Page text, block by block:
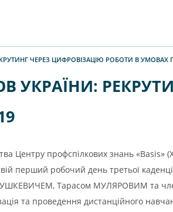
ЧЕРЕЗ ЦИФРОВІЗАЦІЮ РОБОТИ В УМОВАХ
УКРАЇНИ:
Центру профспілкових знань «Basis»
перший робочий день третьої
Тарасом МУЛЯРОВИМ та
та проведення дистанційного